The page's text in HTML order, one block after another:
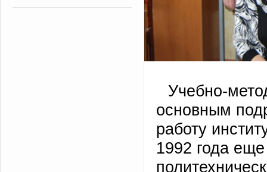
Учебно-
основным
работу
1992 года